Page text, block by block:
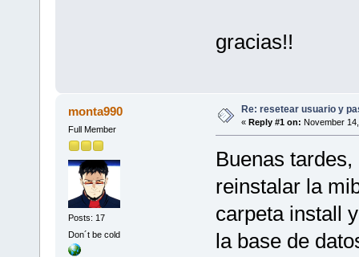
gracias!!
monta990
Full Member
Posts: 17
Don´t be cold
Re: resetear usuario y
« Reply #1 on: November
Buenas
reinstalar la
carpeta install
la base de